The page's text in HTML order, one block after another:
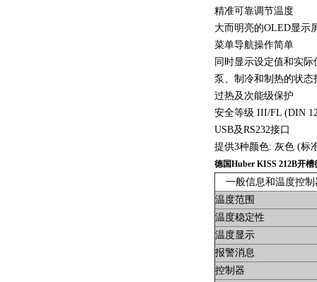
精准可靠调节温度
大而明亮的OLED显示
菜单导航操作简单
同时显示设定值和实
泵、制冷和制热的状态
过热及次能级保护
安全等级 III/FL (DIN
USB及RS232接口
提供3种颜色: 灰色 (标
德国Huber KISS 212B开槽
一般信息和温度控
温度范围
温度稳定性
温度显示
报警消息
控制器